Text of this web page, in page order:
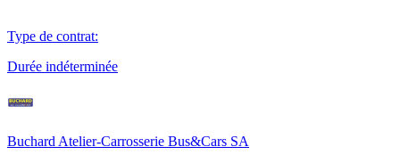
Type de contrat:
Durée indéterminée
Buchard Atelier-Carrosserie Bus&Cars SA